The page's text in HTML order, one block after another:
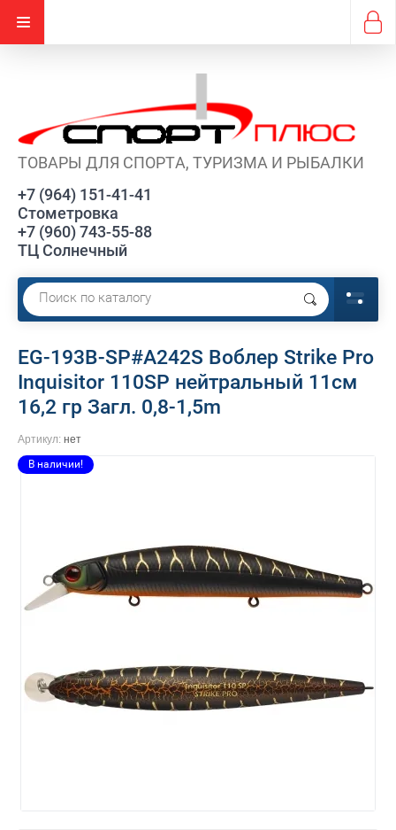
ТОВАРЫ ДЛЯ СПОРТА, ТУРИЗМА И РЫБАЛКИ
+7 (964) 151-41-41
Стометровка
+7 (960) 743-55-88
ТЦ Солнечный
EG-193B-SP#A242S Воблер Strike Pro
Inquisitor 110SP нейтральный 11см
16,2 гр Загл. 0,8-1,5m
Артикул: нет
В наличии!